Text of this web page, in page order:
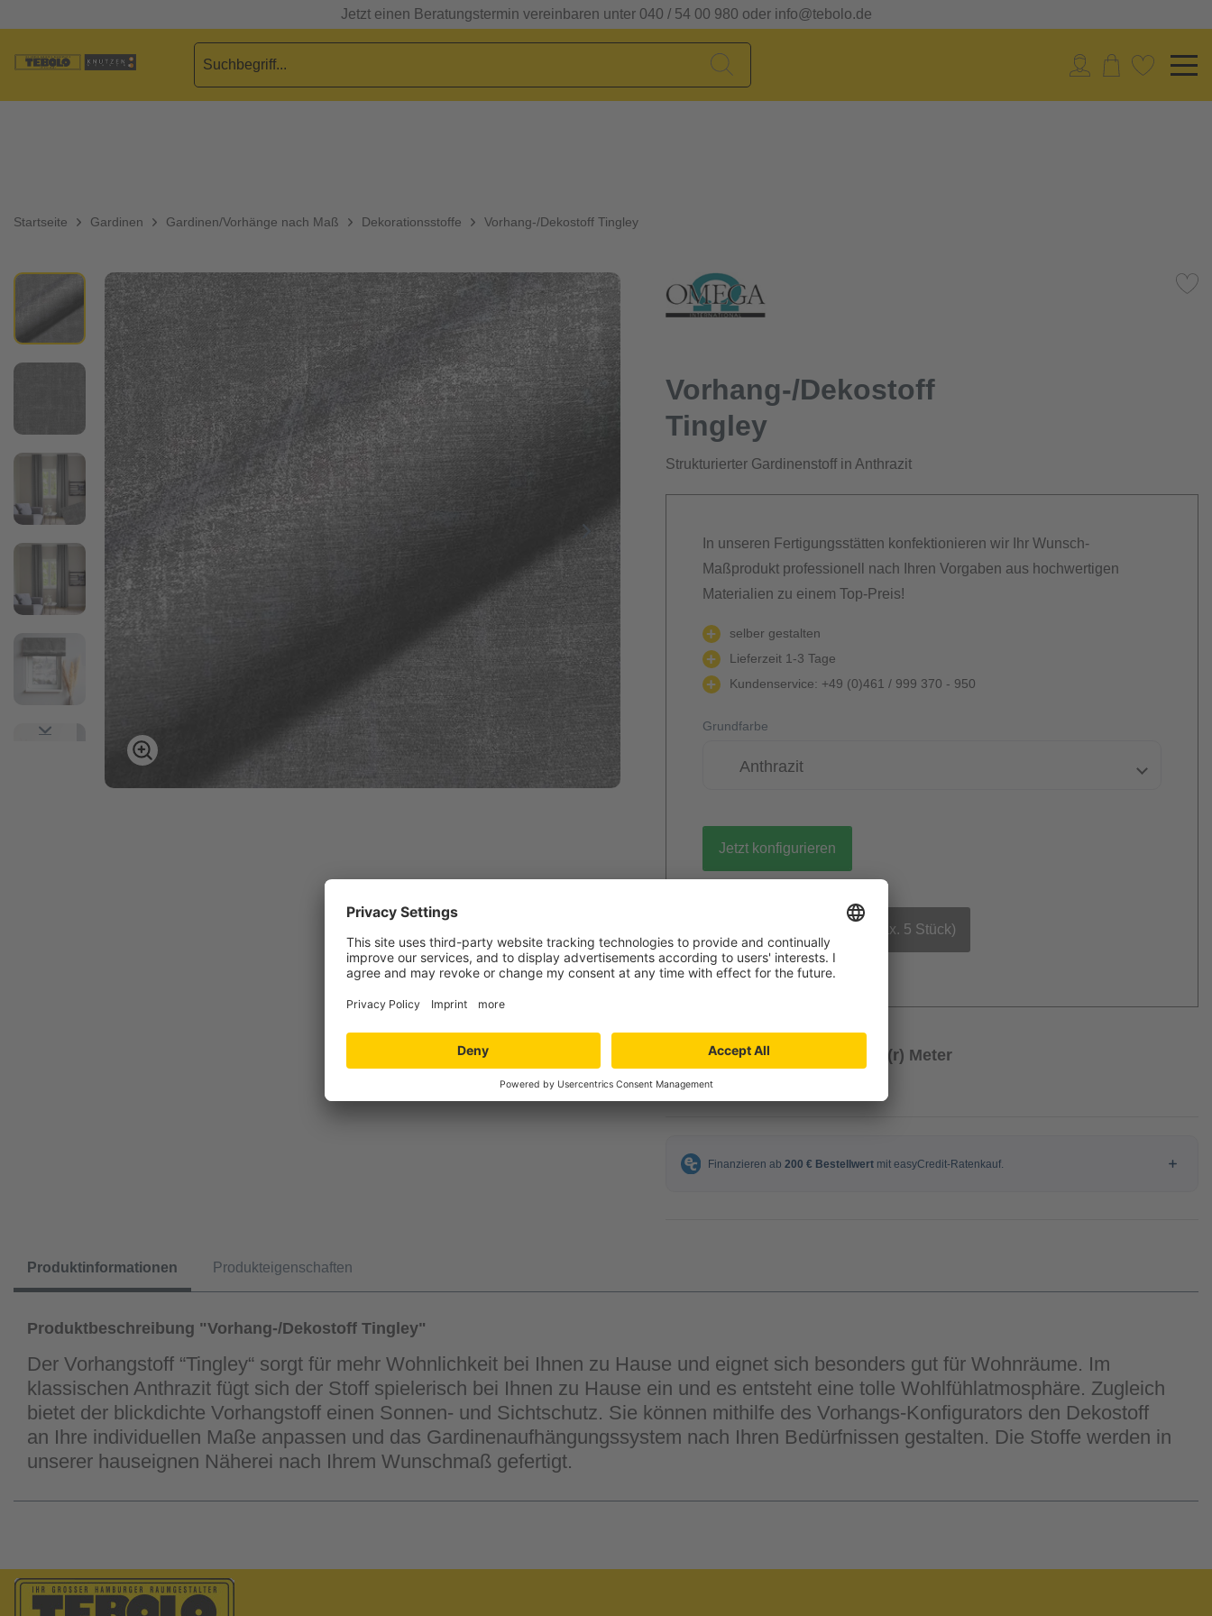
Jetzt einen Beratungstermin vereinbaren unter 040 / 54 00 980 oder info@tebolo.de
Startseite Gardinen Gardinen/Vorhänge nach Maß Dekorationsstoffe Vorhang-/Dekostoff Tingley
Vorhang-/Dekostoff
Tingley
Strukturierter Gardinenstoff in Anthrazit
In unseren Fertigungsstätten konfektionieren wir Ihr Wunsch-
Maßprodukt professionell nach Ihren Vorgaben aus hochwertigen
Materialien zu einem Top-Preis!
selber gestalten
Lieferzeit 1-3 Tage
Kundenservice: +49 (0)461 / 999 370 - 950
Grundfarbe
Anthrazit
Jetzt konfigurieren
gratis Muster bestellen (max. 5 Stück)
12,99 € / Laufende(r) Meter
inkl. MwSt.
Produktinformationen Produkteigenschaften
Produktbeschreibung "Vorhang-/Dekostoff Tingley"
Der Vorhangstoff “Tingley“ sorgt für mehr Wohnlichkeit bei Ihnen zu Hause und eignet sich besonders gut für Wohnräume. Im
klassischen Anthrazit fügt sich der Stoff spielerisch bei Ihnen zu Hause ein und es entsteht eine tolle Wohlfühlatmosphäre. Zugleich
bietet der blickdichte Vorhangstoff einen Sonnen- und Sichtschutz. Sie können mithilfe des Vorhangs-Konfigurators den Dekostoff
an Ihre individuellen Maße anpassen und das Gardinenaufhängungssystem nach Ihren Bedürfnissen gestalten. Die Stoffe werden in
unserer hauseignen Näherei nach Ihrem Wunschmaß gefertigt.